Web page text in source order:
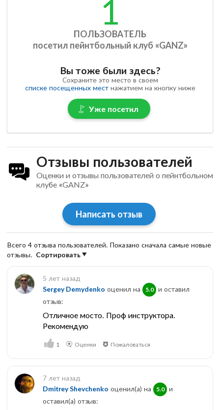
1
ПОЛЬЗОВАТЕЛЬ
посетил пейнтбольный клуб «GANZ»
Вы тоже были здесь?
Сохраните это место в своем
списке посещенных местнажатием на кнопку ниже
Уже посетил
Отзывы пользователей
Оценки и отзывы пользователей о пейнтбольном
клубе «GANZ»
Написать отзыв
Всего 4 отзыва пользователей. Показано сначала самые новые
отзывы. Сортировать
5 лет назад
Sergey Demydenko оценил на 5.0
и оставил
отзыв:
Отличное мосто. Проф инструктора.
Рекомендую
1 Оценки Пожаловаться
7 лет назад
Dmitrey Shevchenko оценил(а) на 5.0
и
оставил(a) отзыв: